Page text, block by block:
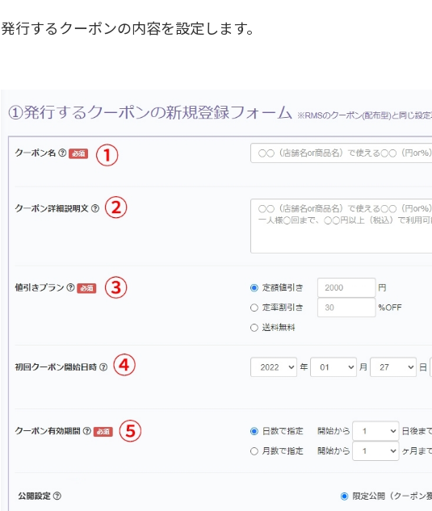
発行するクーポンの内容を設定します。